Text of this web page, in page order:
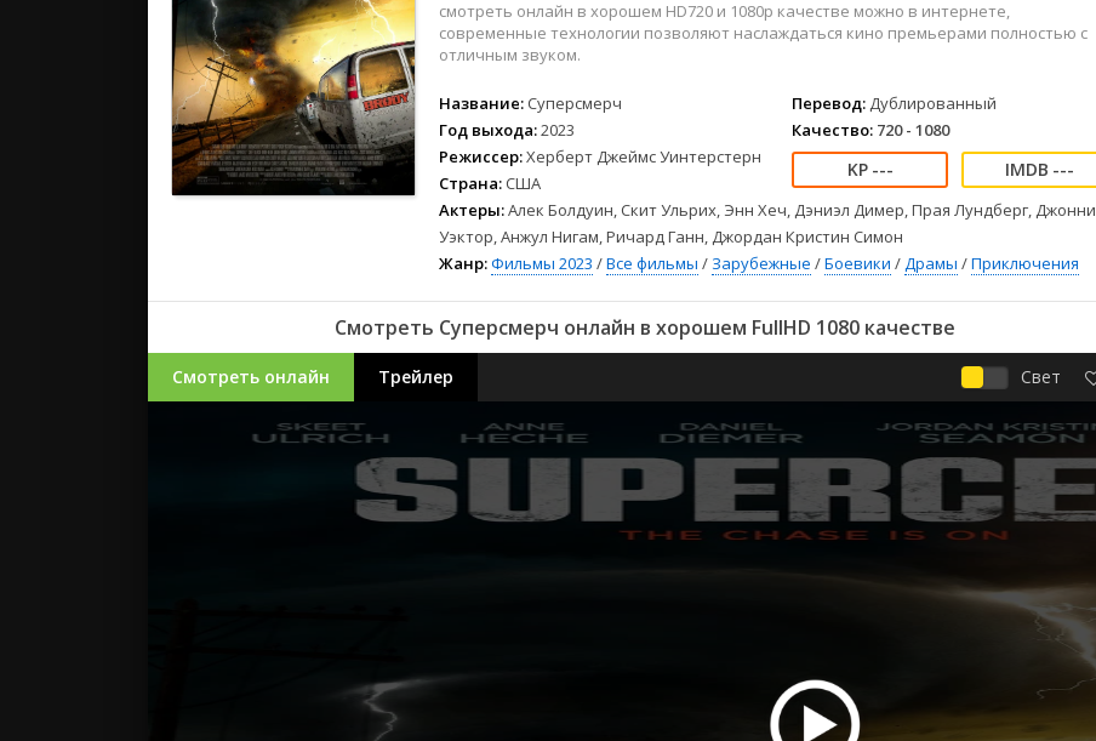
2021
СССР
Зарубежные
Драмы
Комедии
Триллеры
Ужасы
Фэнтези
2021
СССР
Зарубежные
Фильмы из соцетей
смотреть онлайн в хорошем HD720 и 1080p качестве можно в интернете,
современные технологии позволяют наслаждаться кино премьерами полностью с
отличным звуком.
Название: Суперсмерч
Год выхода:2023
Режиссер:Херберт Джеймс Уинтерстерн
Страна: США
Перевод: Дублированный
Качество: 720 - 1080
--- ---
Актеры:Алек Болдуин, Скит Ульрих, Энн Хеч, Дэниэл Димер, Прая Лундберг, Джонни
Уэктор, Анжул Нигам, Ричард Ганн, Джордан Кристин Симон
Жанр:Фильмы 2023 /Все фильмы / Зарубежные /Боевики /Драмы /Приключения
Смотреть Суперсмерч онлайн в хорошем FullHD 1080 качестве
Смотреть онлайн Трейлер Свет